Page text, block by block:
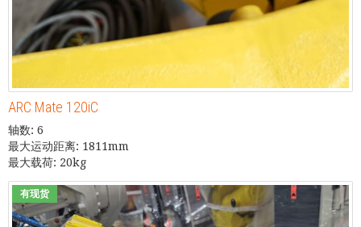
ARC Mate 120iC
轴数: 6
最大运动距离: 1811mm
最大载荷: 20kg
有现货